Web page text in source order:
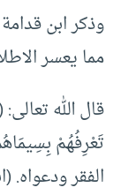
وذكر ابن قدامة
مما يعسر
قال الله
الفقر ودعواه.